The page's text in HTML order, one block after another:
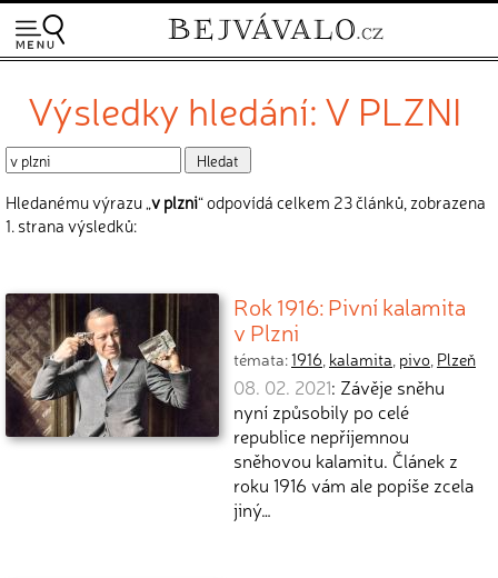
Výsledky hledání: V PLZNI
Hledanému výrazu „v plzni“ odpovídá celkem 23 článků, zobrazena
1. strana výsledků:
Rok 1916: Pivní kalamita
v Plzni
témata:1916, kalamita, pivo, Plzeň
08. 02. 2021: Závěje sněhu
nyní způsobily po celé
republice nepříjemnou
sněhovou kalamitu. Článek z
roku 1916 vám ale popíše zcela
jiný…